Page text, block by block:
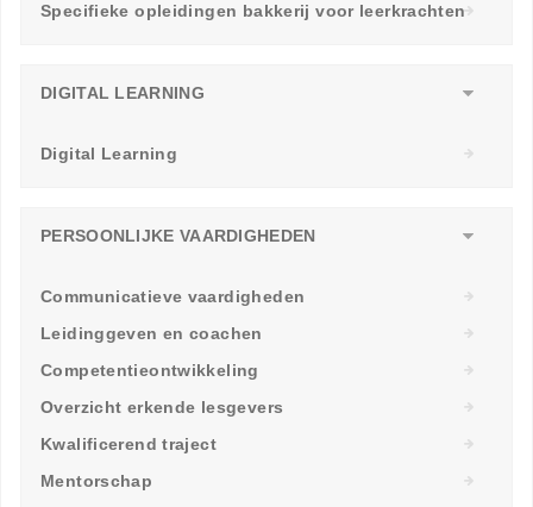
Specifieke opleidingen bakkerij voor leerkrachten
DIGITAL LEARNING
Digital Learning
PERSOONLIJKE VAARDIGHEDEN
Communicatieve vaardigheden
Leidinggeven en coachen
Competentieontwikkeling
Overzicht erkende lesgevers
Kwalificerend traject
Mentorschap